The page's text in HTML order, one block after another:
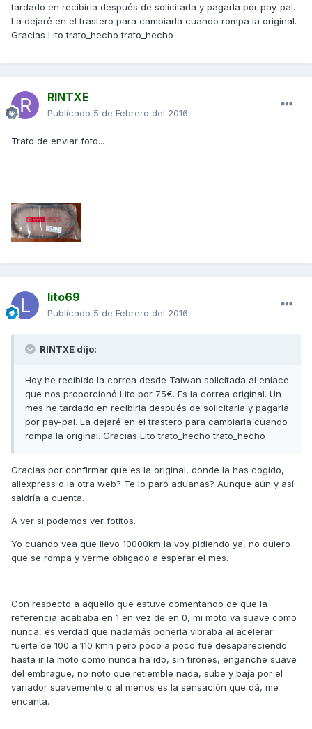
tardado en recibirla después de solicitarla y pagarla por pay-pal.
La dejaré en el trastero para cambiarla cuando rompa la original.
Gracias Lito trato_hecho trato_hecho
RINTXE
Publicado 5 de Febrero del 2016
Trato de enviar foto...
lito69
Publicado 5 de Febrero del 2016
RINTXE dijo:
Hoy he recibido la correa desde Taiwan solicitada al enlace
que nos proporcionó Lito por 75€. Es la correa original. Un
mes he tardado en recibirla después de solicitarla y pagarla
por pay-pal. La dejaré en el trastero para cambiarla cuando
rompa la original. Gracias Lito trato_hecho trato_hecho
Gracias por confirmar que es la original, donde la has cogido,
aliexpress o la otra web? Te lo paró aduanas? Aunque aún y así
saldría a cuenta.
A ver si podemos ver fotitos.
Yo cuando vea que llevo 10000km la voy pidiendo ya, no quiero
que se rompa y verme obligado a esperar el mes.
Con respecto a aquello que estuve comentando de que la
referencia acababa en 1 en vez de en 0, mi moto va suave como
nunca, es verdad que nadamás ponerla vibraba al acelerar
fuerte de 100 a 110 kmh pero poco a poco fué desapareciendo
hasta ir la moto como nunca ha ido, sin tirones, enganche suave
del embrague, no noto que retiemble nada, sube y baja por el
variador suavemente o al menos es la sensación que dá, me
encanta.